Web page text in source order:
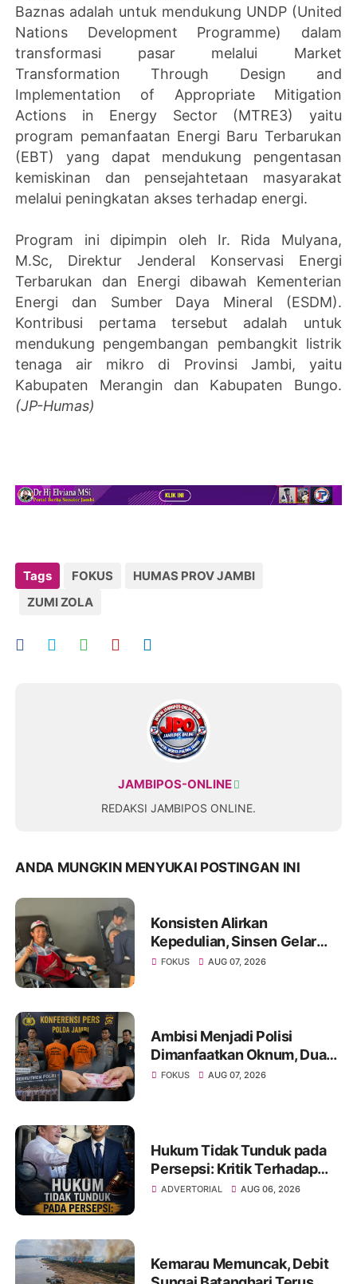
Baznas adalah untuk mendukung UNDP (United
Nations Development Programme) dalam
transformasi pasar melalui Market
Transformation Through Design and
Implementation of Appropriate Mitigation
Actions in Energy Sector (MTRE3) yaitu
program pemanfaatan Energi Baru Terbarukan
(EBT) yang dapat mendukung pengentasan
kemiskinan dan pensejahtetaan masyarakat
melalui peningkatan akses terhadap energi.
Program ini dipimpin oleh Ir. Rida Mulyana,
M.Sc, Direktur Jenderal Konservasi Energi
Terbarukan dan Energi dibawah Kementerian
Energi dan Sumber Daya Mineral (ESDM).
Kontribusi pertama tersebut adalah untuk
mendukung pengembangan pembangkit listrik
tenaga air mikro di Provinsi Jambi, yaitu
Kabupaten Merangin dan Kabupaten Bungo.
(JP-Humas)
Tags FOKUS
HUMAS PROV JAMBI
ZUMI ZOLA
JAMBIPOS-ONLINE
REDAKSI JAMBIPOS ONLINE.
ANDA MUNGKIN MENYUKAI POSTINGAN INI
Konsisten Alirkan
Kepedulian, Sinsen Gelar
Donor Darah ke-23 dalam
FOKUS AUG 07, 2026
Ambisi Menjadi Polisi
Dimanfaatkan Oknum, Dua
Anggota Polda Jambi Diduga
FOKUS AUG 07, 2026
Hukum Tidak Tunduk pada
Persepsi: Kritik Terhadap
Monopoli Kebenaran oleh
ADVERTORIAL AUG 06, 2026
Kemarau Memuncak, Debit